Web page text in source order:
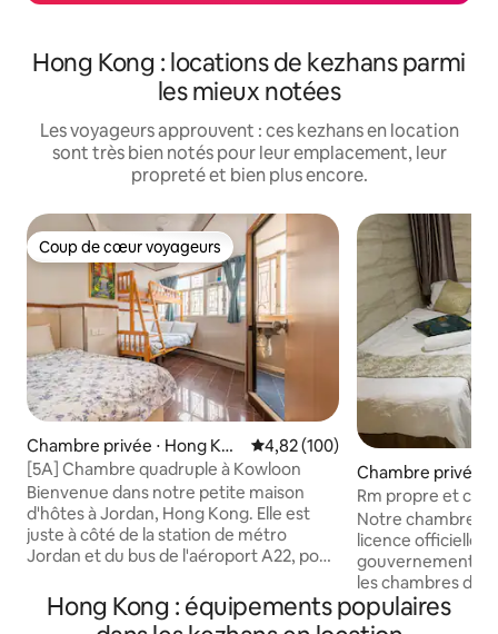
Hong Kong : locations de kezhans parmi
les mieux notées
Les voyageurs approuvent : ces kezhans en location
sont très bien notés pour leur emplacement, leur
propreté et bien plus encore.
Coup de cœur voyageurs
Coup de cœur voyageurs
Chambre privée ⋅ Hong Kon
g
Évaluation moyenne sur la
4,82 (100)
[5A] Chambre quadruple à Kowloon
Bienvenue dans notre petite maison
d'hôtes à Jordan, Hong Kong. Elle est
juste à côté de la station de métro
Jordan et du bus de l'aéroport A22, pour
d'un endroit pratique pour séjourner et
explorer Hong Kong. Comme dans la
Chambre privée ⋅
Rm propre et
personnes à
lits jumeaux)
Notre chambre
licence officielle
gouvernement
les chambres
bain privée,
chambre tous les
Hong Kong : équipements populaires